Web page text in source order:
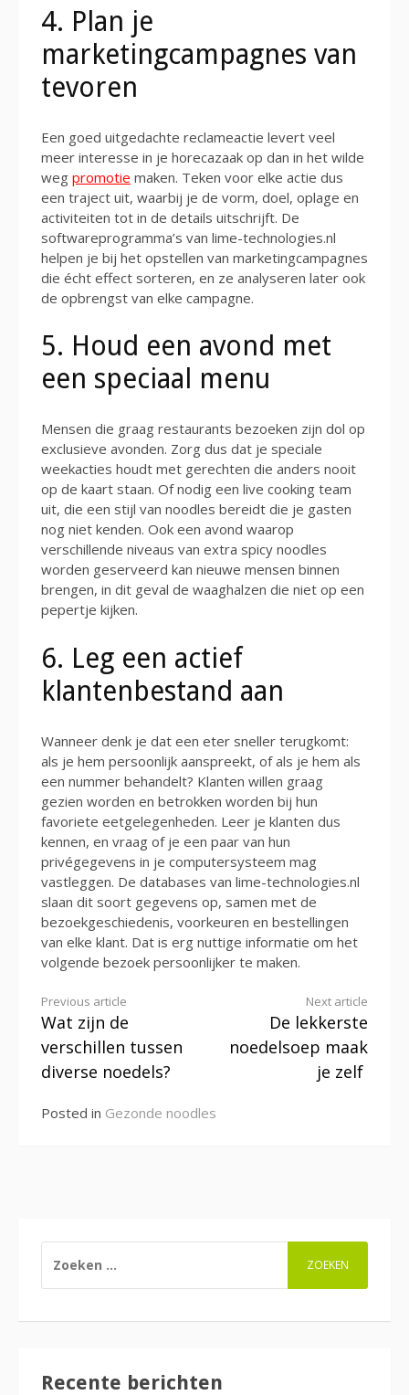
4. Plan je
marketingcampagnes van
tevoren
Een goed uitgedachte reclameactie levert veel
meer interesse in je horecazaak op dan in het wilde
weg promotie maken. Teken voor elke actie dus
een traject uit, waarbij je de vorm, doel, oplage en
activiteiten tot in de details uitschrijft. De
softwareprogramma’s van lime-technologies.nl
helpen je bij het opstellen van marketingcampagnes
die écht effect sorteren, en ze analyseren later ook
de opbrengst van elke campagne.
5. Houd een avond met
een speciaal menu
Mensen die graag restaurants bezoeken zijn dol op
exclusieve avonden. Zorg dus dat je speciale
weekacties houdt met gerechten die anders nooit
op de kaart staan. Of nodig een live cooking team
uit, die een stijl van noodles bereidt die je gasten
nog niet kenden. Ook een avond waarop
verschillende niveaus van extra spicy noodles
worden geserveerd kan nieuwe mensen binnen
brengen, in dit geval de waaghalzen die niet op een
pepertje kijken.
6. Leg een actief
klantenbestand aan
Wanneer denk je dat een eter sneller terugkomt:
als je hem persoonlijk aanspreekt, of als je hem als
een nummer behandelt? Klanten willen graag
gezien worden en betrokken worden bij hun
favoriete eetgelegenheden. Leer je klanten dus
kennen, en vraag of je een paar van hun
privégegevens in je computersysteem mag
vastleggen. De databases van lime-technologies.nl
slaan dit soort gegevens op, samen met de
bezoekgeschiedenis, voorkeuren en bestellingen
van elke klant. Dat is erg nuttige informatie om het
volgende bezoek persoonlijker te maken.
Continue
Reading
Previous article
Wat zijn de
verschillen tussen
diverse noedels?
Next article
De lekkerste
noedelsoep maak
je zelf
Posted in Gezonde noodles
NAAR:
Recente berichten